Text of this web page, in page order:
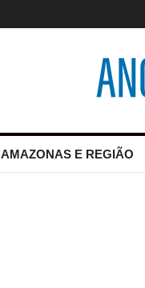
AMAZONAS E REGIÃO